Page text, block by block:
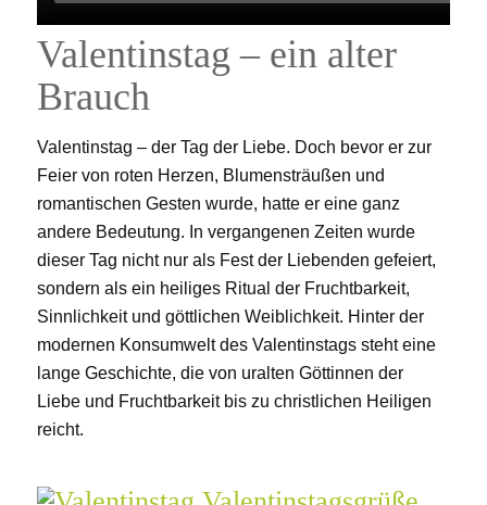
Valentinstag – ein alter
Brauch
Valentinstag – der Tag der Liebe. Doch bevor er zur
Feier von roten Herzen, Blumensträußen und
romantischen Gesten wurde, hatte er eine ganz
andere Bedeutung. In vergangenen Zeiten wurde
dieser Tag nicht nur als Fest der Liebenden gefeiert,
sondern als ein heiliges Ritual der Fruchtbarkeit,
Sinnlichkeit und göttlichen Weiblichkeit. Hinter der
modernen Konsumwelt des Valentinstags steht eine
lange Geschichte, die von uralten Göttinnen der
Liebe und Fruchtbarkeit bis zu christlichen Heiligen
reicht.